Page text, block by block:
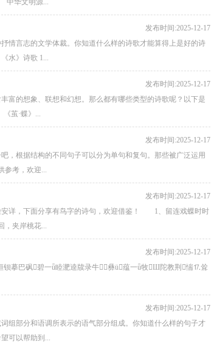
华文明源...
发布时间:2025-12-17
情言志的文学体裁。你知道什么样的诗歌才能算得上是好的诗
水》诗歌 1...
发布时间:2025-12-17
富的想象、联想和幻想。那么都有哪些类型的诗歌呢？以下是
茧·蝶》...
发布时间:2025-12-17
，根据结构的不同句子可以分为单句和复句。那些被广泛运用
参考，欢迎...
发布时间:2025-12-17
安详，下面分享有鸟字的诗句，欢迎借鉴！ 1、留连戏蝶时时
夹岸桃花...
发布时间:2025-12-17
钡摹巴砜碧一ǖ睦淝逵牍录牛彝ü蕴一ǖ牧Ш陀教荆惴⒘耸
发布时间:2025-12-17
组部分和语调所表示的语气部分组成。你知道什么样的句子才
可以帮助到...